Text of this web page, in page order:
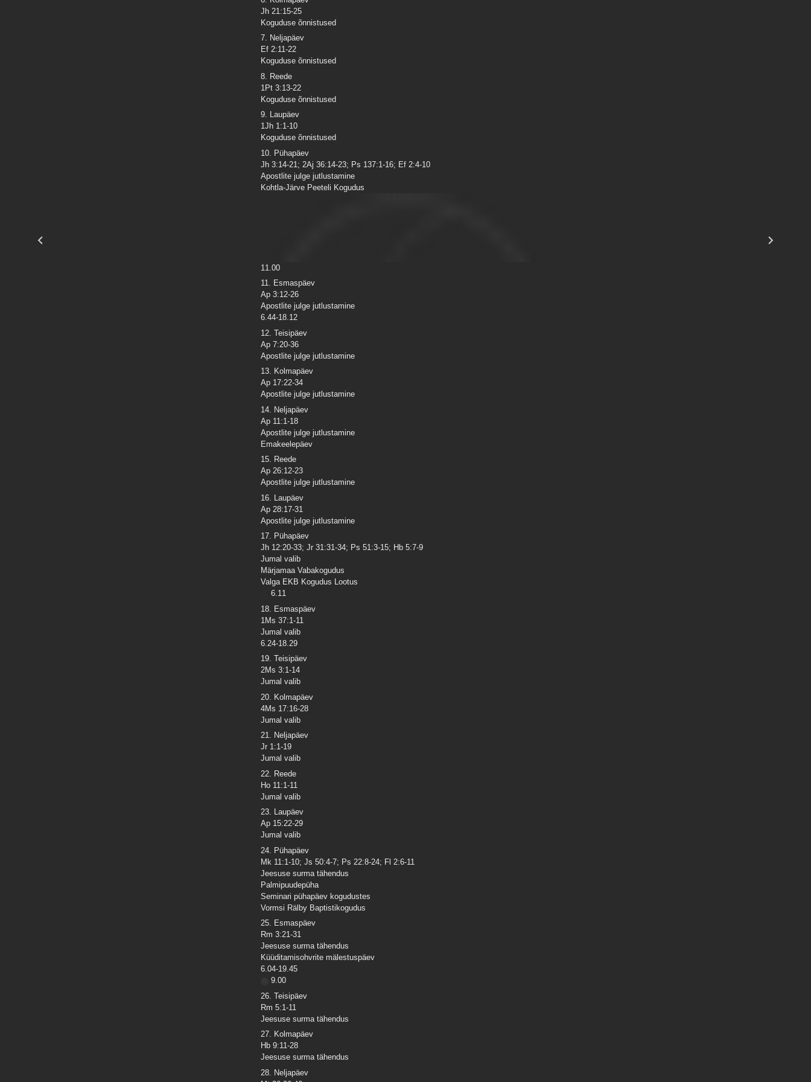
Jh 21:15-25
Koguduse õnnistused
7. Neljapäev
Ef 2:11-22
Koguduse õnnistused
8. Reede
1Pt 3:13-22
Koguduse õnnistused
9. Laupäev
1Jh 1:1-10
Koguduse õnnistused
10. Pühapäev
Jh 3:14-21; 2Aj 36:14-23; Ps 137:1-16; Ef 2:4-10
Apostlite julge jutlustamine
Kohtla-Järve Peeteli Kogudus
11.00
11. Esmaspäev
Ap 3:12-26
Apostlite julge jutlustamine
6.44-18.12
12. Teisipäev
Ap 7:20-36
Apostlite julge jutlustamine
13. Kolmapäev
Ap 17:22-34
Apostlite julge jutlustamine
14. Neljapäev
Ap 11:1-18
Apostlite julge jutlustamine
Emakeelepäev
15. Reede
Ap 26:12-23
Apostlite julge jutlustamine
16. Laupäev
Ap 28:17-31
Apostlite julge jutlustamine
17. Pühapäev
Jh 12:20-33; Jr 31:31-34; Ps 51:3-15; Hb 5:7-9
Jumal valib
Märjamaa Vabakogudus
Valga EKB Kogudus Lootus
6.11
18. Esmaspäev
1Ms 37:1-11
Jumal valib
6.24-18.29
19. Teisipäev
2Ms 3:1-14
Jumal valib
20. Kolmapäev
4Ms 17:16-28
Jumal valib
21. Neljapäev
Jr 1:1-19
Jumal valib
22. Reede
Ho 11:1-11
Jumal valib
23. Laupäev
Ap 15:22-29
Jumal valib
24. Pühapäev
Mk 11:1-10; Js 50:4-7; Ps 22:8-24; Fl 2:6-11
Jeesuse surma tähendus
Palmipuudepüha
Seminari pühapäev kogudustes
Vormsi Rälby Baptistikogudus
25. Esmaspäev
Rm 3:21-31
Jeesuse surma tähendus
Küüditamisohvrite mälestuspäev
6.04-19.45
9.00
26. Teisipäev
Rm 5:1-11
Jeesuse surma tähendus
27. Kolmapäev
Hb 9:11-28
Jeesuse surma tähendus
28. Neljapäev